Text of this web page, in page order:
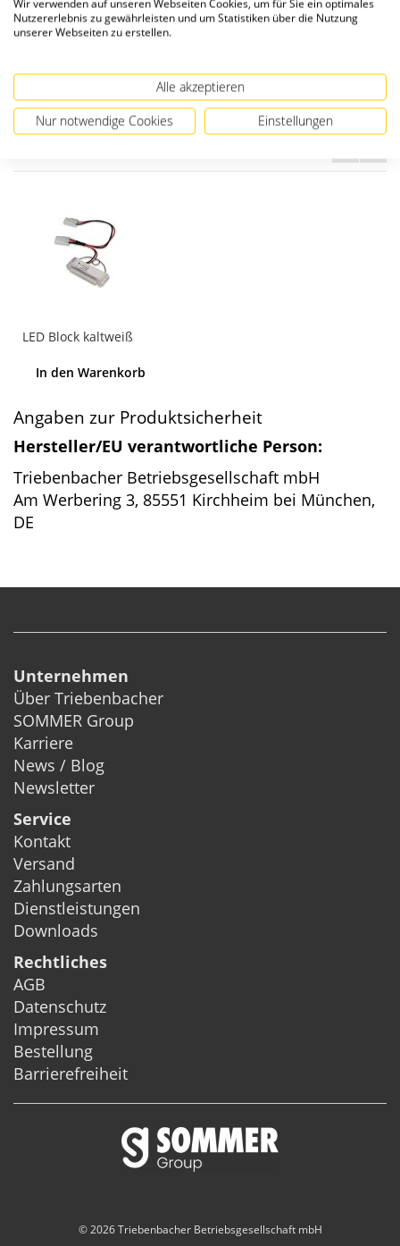
1,6m mit Stecker
1,0m mit Stecker
Passendes Zubehör
LED Block kaltweiß
In den Warenkorb
Angaben zur Produktsicherheit
Hersteller/EU verantwortliche Person:
Triebenbacher Betriebsgesellschaft mbH
Am Werbering 3, 85551 Kirchheim bei München,
DE
Unternehmen
Über Triebenbacher
SOMMER Group
Karriere
News / Blog
Newsletter
Service
Kontakt
Versand
Zahlungsarten
Dienstleistungen
Downloads
Rechtliches
AGB
Datenschutz
Impressum
Bestellung
Barrierefreiheit
© 2026 Triebenbacher Betriebsgesellschaft mbH
Wir verwenden auf unseren Webseiten Cookies, um für Sie ein optimales
Nutzererlebnis zu gewährleisten und um Statistiken über die Nutzung
unserer Webseiten zu erstellen.
Alle akzeptieren
Nur notwendige Cookies Einstellungen